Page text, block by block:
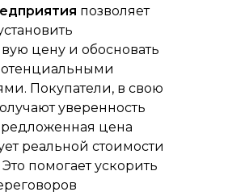
позволяет
цену и обосновать
Покупатели, в свою
уверенность
цена
реальной стоимости
помогает ускорить